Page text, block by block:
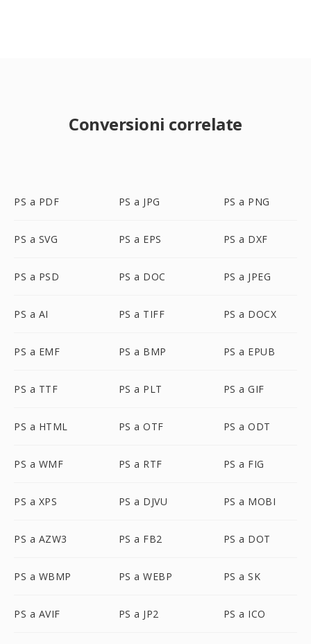
Conversioni correlate
PS a PDF PS a JPG PS a PNG
PS a SVG PS a EPS PS a DXF
PS a PSD PS a DOC PS a JPEG
PS a AI PS a TIFF PS a DOCX
PS a EMF PS a BMP PS a EPUB
PS a TTF PS a PLT PS a GIF
PS a HTML PS a OTF PS a ODT
PS a WMF PS a RTF PS a FIG
PS a XPS PS a DJVU PS a MOBI
PS a AZW3 PS a FB2 PS a DOT
PS a WBMP PS a WEBP PS a SK
PS a AVIF PS a JP2 PS a ICO